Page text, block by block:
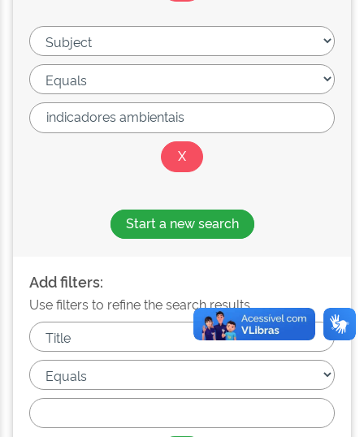
Start a new search
Add filters:
Use filters to refine the search results.